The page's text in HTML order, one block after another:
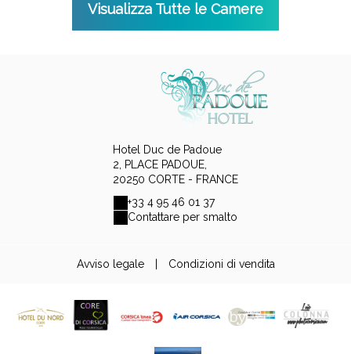
Visualizza Tutte le Camere
Hotel Duc de Padoue
2, PLACE PADOUE,
20250 CORTE - FRANCE
+33 4 95 46 01 37
Contattare per smalto
Avviso legale Condizioni di vendita